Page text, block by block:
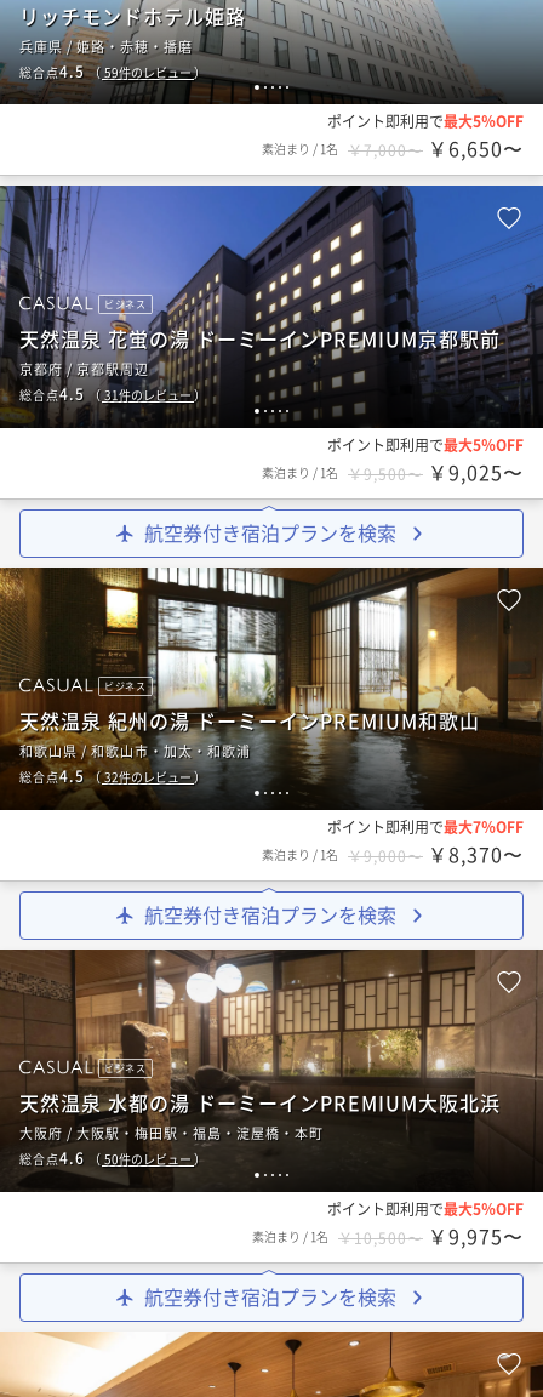
12345
リッチモンドホテル姫路
兵庫県 / 姫路・赤穂・播磨
総合点4.5（ 59件のレビュー）
ポイント即利用で最大5％OFF
素泊まり / 1名 ￥7,000〜 ￥6,650〜
1 23 45
ビジネス
天然温泉 花蛍の湯 ドーミーインPREMIUM京都駅前
京都府 / 京都駅周辺
総合点4.5 （ 31件のレビュー）
ポイント即利用で最大5％OFF
素泊まり / 1名 ￥9,500〜 ￥9,025〜
航空券付き宿泊プランを検索
12 3 4 5
ビジネス
天然温泉 紀州の湯 ドーミーインPREMIUM和歌山
和歌山県 / 和歌山市・加太・和歌浦
総合点4.5（32件のレビュー）
ポイント即利用で最大7％OFF
素泊まり / 1名 ￥9,000〜 ￥8,370〜
航空券付き宿泊プランを検索
1 2 3 4 5
ビジネス
天然温泉 水都の湯 ドーミーインPREMIUM大阪北浜
大阪府 / 大阪駅・梅田駅・福島・淀屋橋・本町
総合点4.6 （ 50件のレビュー）
ポイント即利用で最大5％OFF
素泊まり / 1名 ￥10,500〜 ￥9,975〜
航空券付き宿泊プランを検索